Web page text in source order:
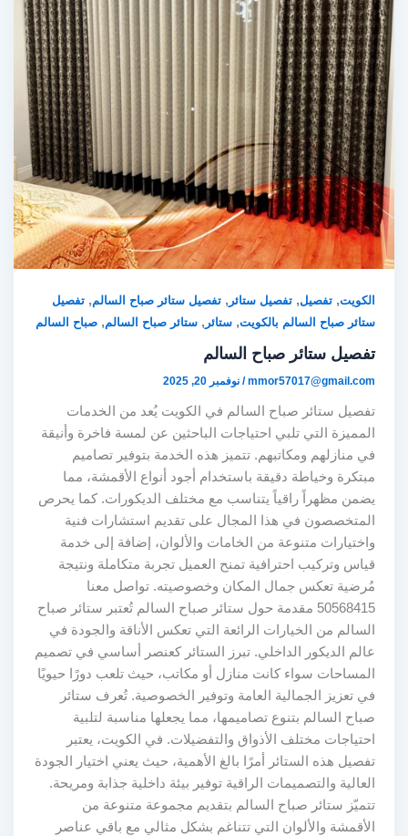
الكويت,تفصيل,تفصيل ستائر,تفصيل ستائر صباح السالم,تفصيل
ستائر صباح السالم بالكويت,ستائر,ستائر صباح السالم,صباح السالم
تفصيل ستائر صباح السالم
mmor57017@gmail.com
/نوفمبر 20, 2025
تفصيل ستائر صباح السالم في الكويت يُعد من الخدمات
المميزة التي تلبي احتياجات الباحثين عن لمسة فاخرة وأنيقة
في منازلهم ومكاتبهم. تتميز هذه الخدمة بتوفير تصاميم
مبتكرة وخياطة دقيقة باستخدام أجود أنواع الأقمشة، مما
يضمن مظهراً راقياً يتناسب مع مختلف الديكورات. كما يحرص
المتخصصون في هذا المجال على تقديم استشارات فنية
واختيارات متنوعة من الخامات والألوان، إضافة إلى خدمة
قياس وتركيب احترافية تمنح العميل تجربة متكاملة ونتيجة
مُرضية تعكس جمال المكان وخصوصيته. تواصل معنا
50568415 مقدمة حول ستائر صباح السالم تُعتبر ستائر صباح
السالم من الخيارات الرائعة التي تعكس الأناقة والجودة في
عالم الديكور الداخلي. تبرز الستائر كعنصر أساسي في تصميم
المساحات سواء كانت منازل أو مكاتب، حيث تلعب دورًا حيويًا
في تعزيز الجمالية العامة وتوفير الخصوصية. تُعرف ستائر
صباح السالم بتنوع تصاميمها، مما يجعلها مناسبة لتلبية
احتياجات مختلف الأذواق والتفضيلات. في الكويت، يعتبر
تفصيل هذه الستائر أمرًا بالغ الأهمية، حيث يعني اختيار الجودة
العالية والتصميمات الراقية توفير بيئة داخلية جذابة ومريحة.
تتميّز ستائر صباح السالم بتقديم مجموعة متنوعة من
الأقمشة والألوان التي تتناغم بشكل مثالي مع باقي عناصر